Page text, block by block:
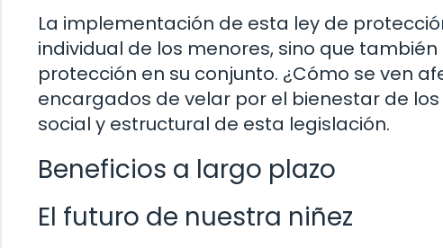
La implementación de esta ley de
individual de los menores, sino que
protección en su conjunto. ¿Cómo se ven
encargados de velar por el bienestar de
social y estructural de esta legislación.
Beneficios a largo plazo
El futuro de nuestra niñez